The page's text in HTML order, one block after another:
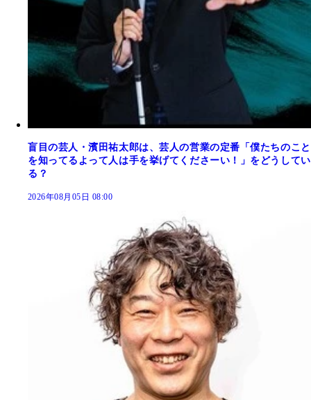
盲目の芸人・濱田祐太郎は、芸人の営業の定番「僕たちのこと
を知ってるよって人は手を挙げてくださーい！」をどうしてい
る？
2026年08月05日 08:00